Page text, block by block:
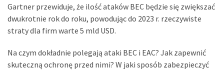
Gartner przewiduje, że ilość ataków BEC będzie się zwiększać
dwukrotnie rok do roku, powodując do 2023 r. rzeczywiste
straty dla firm warte 5 mld USD.
Na czym dokładnie polegają ataki BEC i EAC? Jak zapewnić
skuteczną ochronę przed nimi? W jaki sposób zabezpieczyć